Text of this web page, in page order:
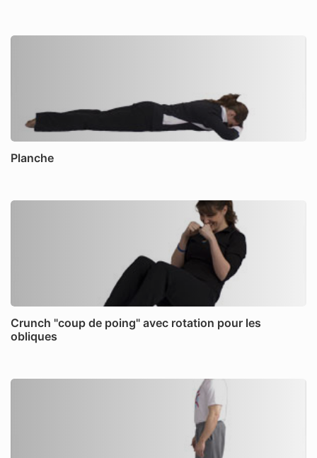
Planche
Crunch "coup de poing" avec rotation pour les
obliques